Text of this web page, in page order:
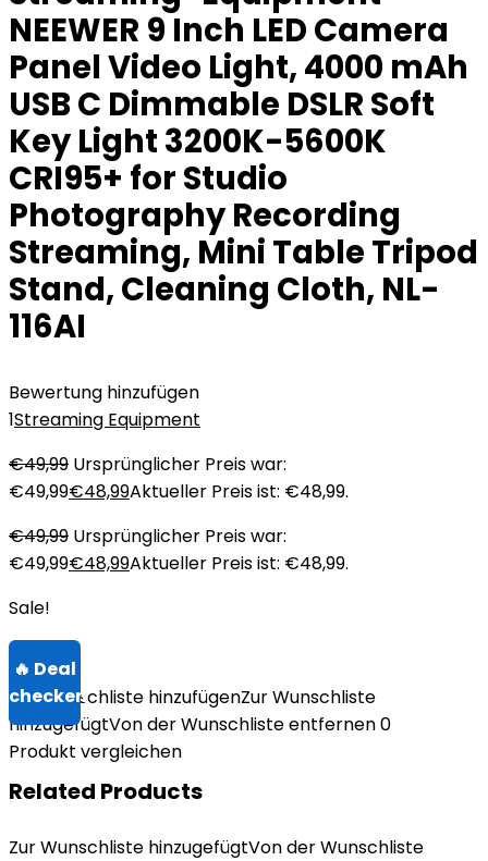
NEEWER 9 Inch LED Camera
Panel Video Light, 4000 mAh
USB C Dimmable DSLR Soft
Key Light 3200K-5600K
CRI95+ for Studio
Photography Recording
Streaming, Mini Table Tripod
Stand, Cleaning Cloth, NL-
116AI
Bewertung hinzufügen
1Streaming Equipment
€49,99 Ursprünglicher Preis war:
€49,99€48,99Aktueller Preis ist: €48,99.
€49,99 Ursprünglicher Preis war:
€49,99€48,99Aktueller Preis ist: €48,99.
Sale!
Zur Wunschliste hinzufügenZur Wunschliste
hinzugefügtVon der Wunschliste entfernen0
Produkt vergleichen
Related Products
Zur Wunschliste hinzugefügtVon der Wunschliste